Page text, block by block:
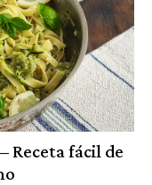
Receta fácil de